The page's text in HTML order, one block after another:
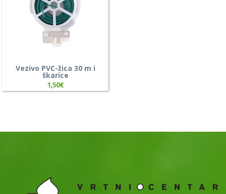
Vezivo PVC-žica 30 m i
škarice
1,50€